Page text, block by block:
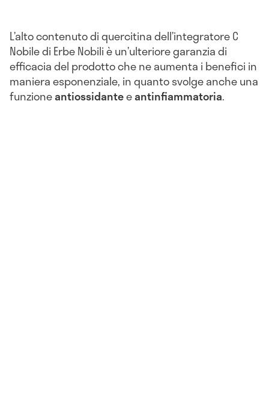
L’alto contenuto di quercitina dell’integratore C
Nobile di Erbe Nobili è un’ulteriore garanzia di
efficacia del prodotto che ne aumenta i benefici in
maniera esponenziale, in quanto svolge anche una
funzioneantiossidanteeantinfiammatoria.